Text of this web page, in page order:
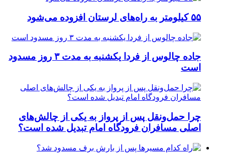
۵۵ کیلومتر به راه‌های لرستان افزوده می‌شود
جاده چالوس از فردا یکشنبه به مدت ۳ روز مسدود
است
چرا حمل‌ونقل پس از پرواز به یکی از چالش‌های
اصلی مسافران فرودگاه امام تبدیل شده است؟